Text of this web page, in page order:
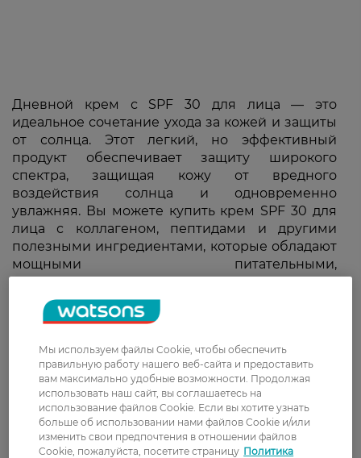
Дневной крем с SPF 30 для лица — это
идеальное сочетание ухода за кожей и защиты
от солнца. Этот легкий, но эффективный
продукт обеспечивает защиту широкого
спектра, защищая кожу от вредного
воздействия солнца и одновременно
увлажняя. Вы можете купить крем SPF 30 для
лица с коллагеном, пептидами и другими
полезными ингредиентами, которые обладают
мощными питательными,
восстанавливающими и антивозрастными
свойствами. Ассортимент интернет-магазина
Watsons предлагает максимум вариантов по
Мы используем файлы Cookie, чтобы обеспечить
правильную работу нашего веб-сайта и предоставить
вам максимально удобные возможности. Продолжая
использовать наш сайт, вы соглашаетесь на
использование файлов Cookie. Если вы хотите узнать
больше об использовании нами файлов Cookie и/или
изменить свои предпочтения в отношении файлов
Cookie, пожалуйста, посетите страницу Политика